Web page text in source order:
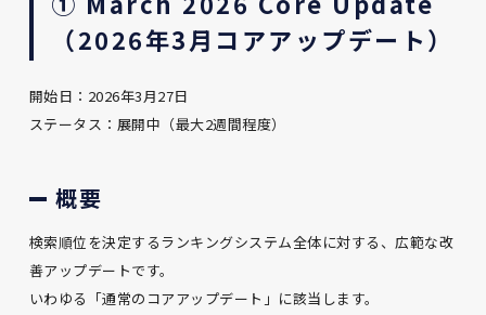
（2026年3月コアアップデート）
開始日：2026年3月27日
ステータス：展開中（最大2週間程度）
概要
検索順位を決定するランキングシステム全体に対する、広範な改
善アップデートです。
いわゆる「通常のコアアップデート」に該当します。